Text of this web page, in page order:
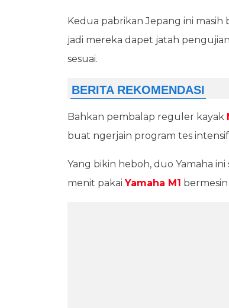
Kedua pabrikan Jepang ini masih
jadi mereka dapet jatah
sesuai.
Bahkan pembalap reguler kayak
buat ngerjain program tes
Yang bikin heboh, duo Yamaha
menit pakaiYamaha M1